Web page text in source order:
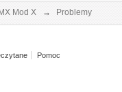
Mod X → Problemy
Pomoc